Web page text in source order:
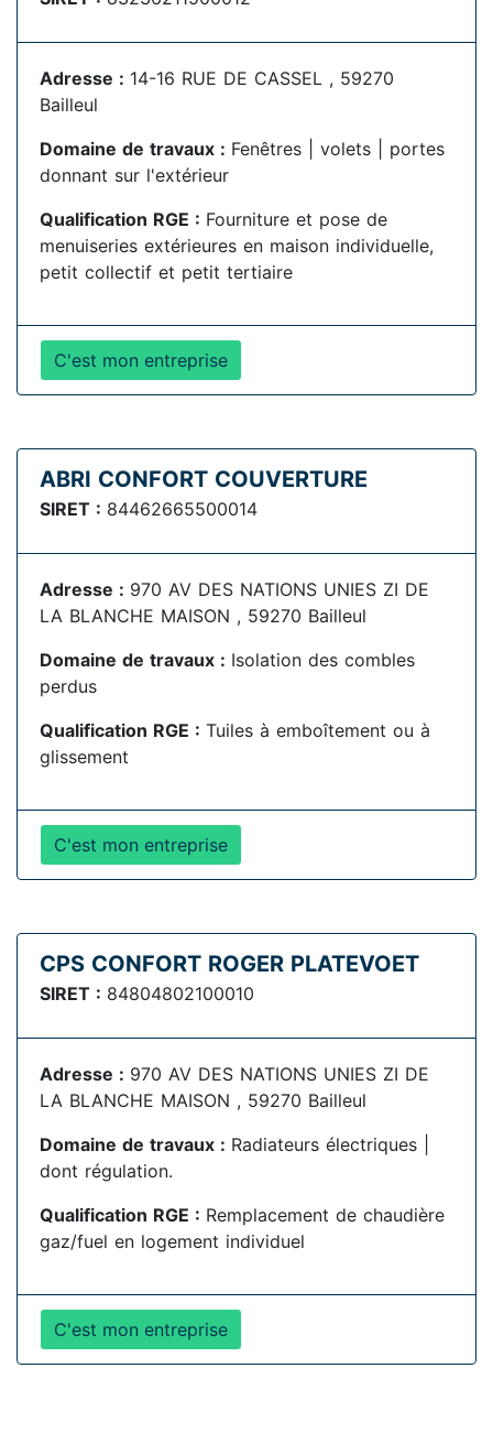
Adresse : 14-16 RUE DE CASSEL , 59270
Bailleul
Domaine de travaux : Fenêtres | volets | portes
donnant sur l'extérieur
Qualification RGE : Fourniture et pose de
menuiseries extérieures en maison individuelle,
petit collectif et petit tertiaire
C'est mon entreprise
ABRI CONFORT COUVERTURE
SIRET : 84462665500014
Adresse : 970 AV DES NATIONS UNIES ZI DE
LA BLANCHE MAISON , 59270 Bailleul
Domaine de travaux : Isolation des combles
perdus
Qualification RGE : Tuiles à emboîtement ou à
glissement
C'est mon entreprise
CPS CONFORT ROGER PLATEVOET
SIRET : 84804802100010
Adresse : 970 AV DES NATIONS UNIES ZI DE
LA BLANCHE MAISON , 59270 Bailleul
Domaine de travaux : Radiateurs électriques |
dont régulation.
Qualification RGE : Remplacement de chaudière
gaz/fuel en logement individuel
C'est mon entreprise